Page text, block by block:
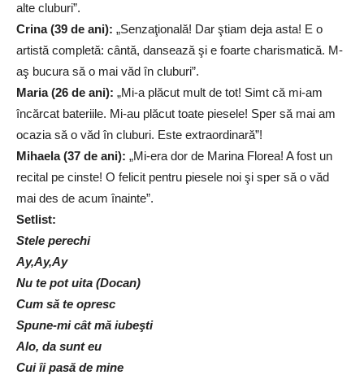
alte cluburi”.
Crina (39 de ani): „Senzaţională! Dar ştiam deja asta! E o
artistă completă: cântă, dansează şi e foarte charismatică. M-
aş bucura să o mai văd în cluburi”.
Maria (26 de ani): „Mi-a plăcut mult de tot! Simt că mi-am
încărcat bateriile. Mi-au plăcut toate piesele! Sper să mai am
ocazia să o văd în cluburi. Este extraordinară”!
Mihaela (37 de ani): „Mi-era dor de Marina Florea! A fost un
recital pe cinste! O felicit pentru piesele noi şi sper să o văd
mai des de acum înainte”.
Setlist:
Stele perechi
Ay,Ay,Ay
Nu te pot uita (Docan)
Cum să te opresc
Spune-mi cât mă iubeşti
Alo, da sunt eu
Cui îi pasă de mine